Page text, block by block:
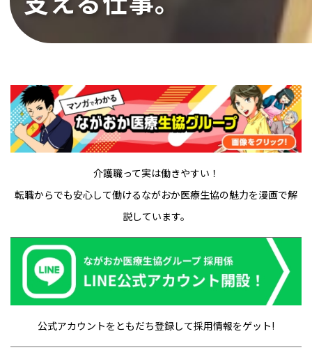
介護職って実は働きやすい！
転職からでも安心して働けるながおか医療生協の魅力を漫画で解
説しています。
公式アカウントをともだち登録して採用情報をゲット!